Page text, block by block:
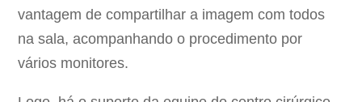
vantagem de compartilhar a imagem com todos
na sala, acompanhando o procedimento por
vários monitores.